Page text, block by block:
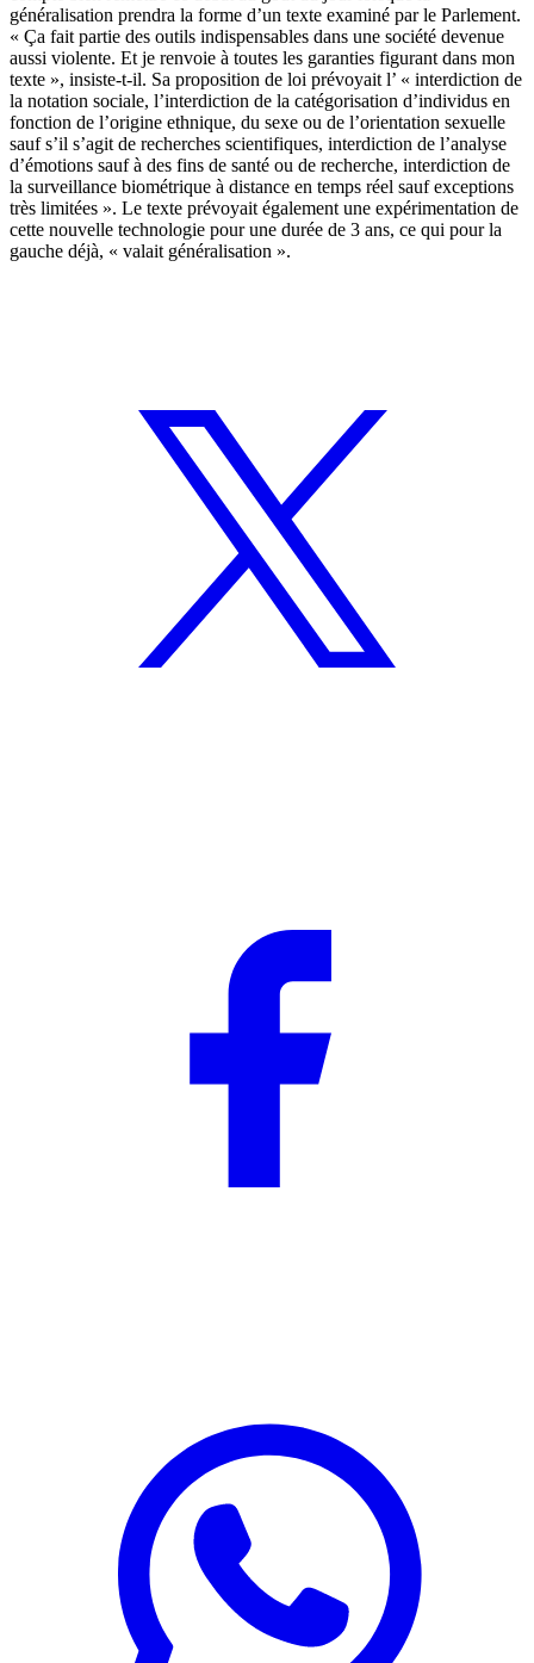
généralisation prendra la forme d’un texte examiné par le Parlement.
« Ça fait partie des outils indispensables dans une société devenue
aussi violente. Et je renvoie à toutes les garanties figurant dans mon
texte », insiste-t-il. Sa proposition de loi prévoyait l’ « interdiction de
la notation sociale, l’interdiction de la catégorisation d’individus en
fonction de l’origine ethnique, du sexe ou de l’orientation sexuelle
sauf s’il s’agit de recherches scientifiques, interdiction de l’analyse
d’émotions sauf à des fins de santé ou de recherche, interdiction de
la surveillance biométrique à distance en temps réel sauf exceptions
très limitées ». Le texte prévoyait également une expérimentation de
cette nouvelle technologie pour une durée de 3 ans, ce qui pour la
gauche déjà, « valait généralisation ».